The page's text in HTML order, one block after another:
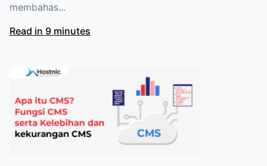
membahas...
Read in 9 minutes